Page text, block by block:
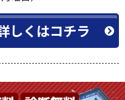
しくはコチラ